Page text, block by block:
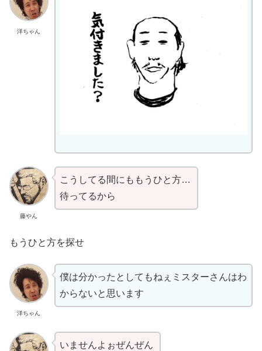
洋ちゃん
藤やん
こうしてる間にももうひと方…
待ってるから
もうひと方を探せ
洋ちゃん
僕は分かったとしてもねぇミスターさんはわ
からないと思います
いませんよぉぜんぜん